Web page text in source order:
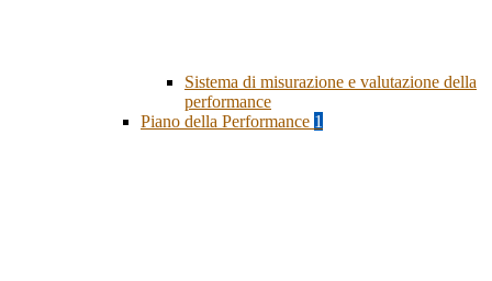
Sistema di misurazione e valutazione della
performance
Piano della Performance 1